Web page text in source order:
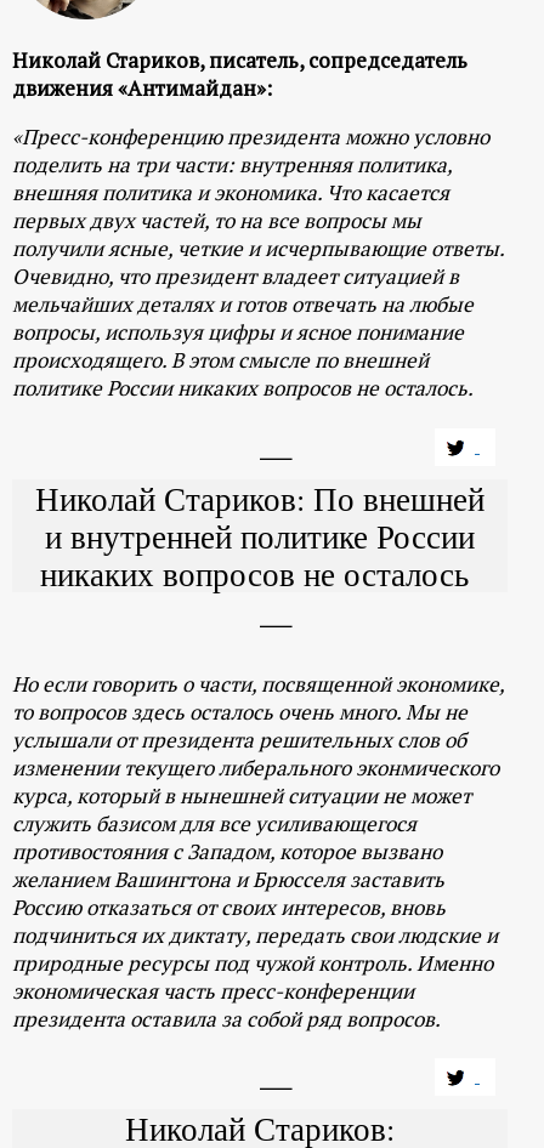
р
т
а
л
Николай Стариков, писатель, сопредседатель
движения «Антимайдан»:
«Пресс-конференцию президента можно условно
поделить на три части: внутренняя политика,
внешняя политика и экономика. Что касается
первых двух частей, то на все вопросы мы
получили ясные, четкие и исчерпывающие ответы.
Очевидно, что президент владеет ситуацией в
мельчайших деталях и готов отвечать на любые
вопросы, используя цифры и ясное понимание
происходящего. В этом смысле по внешней
политике России никаких вопросов не осталось.
Николай Стариков: По внешней
и внутренней политике России
никаких вопросов не осталось
Но если говорить о части, посвященной экономике,
то вопросов здесь осталось очень много. Мы не
услышали от президента решительных слов об
изменении текущего либерального эконмического
курса, который в нынешней ситуации не может
служить базисом для все усиливающегося
противостояния с Западом, которое вызвано
желанием Вашингтона и Брюсселя заставить
Россию отказаться от своих интересов, вновь
подчиниться их диктату, передать свои людские и
природные ресурсы под чужой контроль. Именно
экономическая часть пресс-конференции
президента оставила за собой ряд вопросов.
Николай Стариков: